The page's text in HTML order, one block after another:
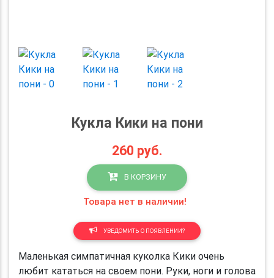
Кукла Кики на пони
260 руб.
В КОРЗИНУ
Товара нет в наличии!
УВЕДОМИТЬ О ПОЯВЛЕНИИ?
Маленькая симпатичная куколка Кики очень
любит кататься на своем пони. Руки, ноги и голова